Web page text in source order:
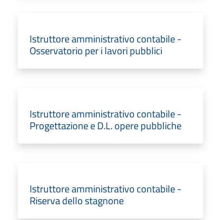
Istruttore amministrativo contabile -
Osservatorio per i lavori pubblici
Istruttore amministrativo contabile -
Progettazione e D.L. opere pubbliche
Istruttore amministrativo contabile -
Riserva dello stagnone